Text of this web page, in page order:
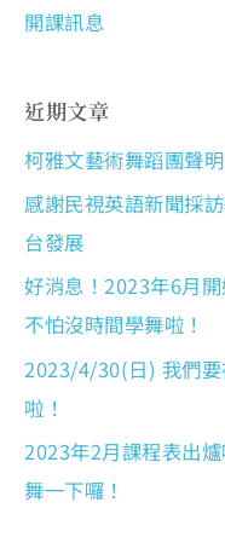
開課訊息
近期文章
柯雅文藝術舞蹈團聲
感謝民視英語新聞採
台發展
好消息！2023年6月
不怕沒時間學舞啦！
2023/4/30(日) 我們
啦！
2023年2月課程表出
舞一下囉！